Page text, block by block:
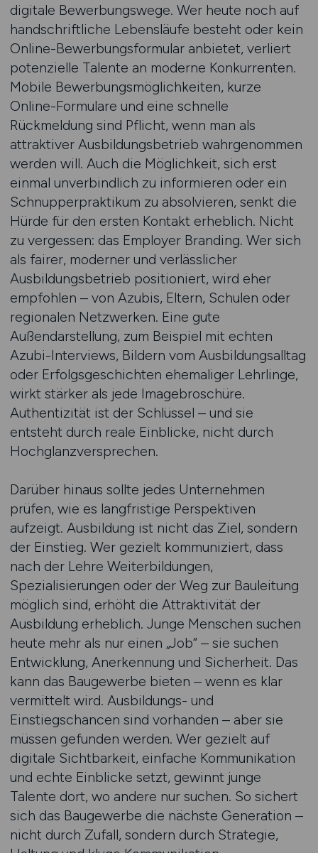
digitale Bewerbungswege. Wer heute noch auf
handschriftliche Lebensläufe besteht oder kein
Online-Bewerbungsformular anbietet, verliert
potenzielle Talente an moderne Konkurrenten.
Mobile Bewerbungsmöglichkeiten, kurze
Online-Formulare und eine schnelle
Rückmeldung sind Pflicht, wenn man als
attraktiver Ausbildungsbetrieb wahrgenommen
werden will. Auch die Möglichkeit, sich erst
einmal unverbindlich zu informieren oder ein
Schnupperpraktikum zu absolvieren, senkt die
Hürde für den ersten Kontakt erheblich. Nicht
zu vergessen: das Employer Branding. Wer sich
als fairer, moderner und verlässlicher
Ausbildungsbetrieb positioniert, wird eher
empfohlen – von Azubis, Eltern, Schulen oder
regionalen Netzwerken. Eine gute
Außendarstellung, zum Beispiel mit echten
Azubi-Interviews, Bildern vom Ausbildungsalltag
oder Erfolgsgeschichten ehemaliger Lehrlinge,
wirkt stärker als jede Imagebroschüre.
Authentizität ist der Schlüssel – und sie
entsteht durch reale Einblicke, nicht durch
Hochglanzversprechen.
Darüber hinaus sollte jedes Unternehmen
prüfen, wie es langfristige Perspektiven
aufzeigt. Ausbildung ist nicht das Ziel, sondern
der Einstieg. Wer gezielt kommuniziert, dass
nach der Lehre Weiterbildungen,
Spezialisierungen oder der Weg zur Bauleitung
möglich sind, erhöht die Attraktivität der
Ausbildung erheblich. Junge Menschen suchen
heute mehr als nur einen „Job“ – sie suchen
Entwicklung, Anerkennung und Sicherheit. Das
kann das Baugewerbe bieten – wenn es klar
vermittelt wird. Ausbildungs- und
Einstiegschancen sind vorhanden – aber sie
müssen gefunden werden. Wer gezielt auf
digitale Sichtbarkeit, einfache Kommunikation
und echte Einblicke setzt, gewinnt junge
Talente dort, wo andere nur suchen. So sichert
sich das Baugewerbe die nächste Generation –
nicht durch Zufall, sondern durch Strategie,